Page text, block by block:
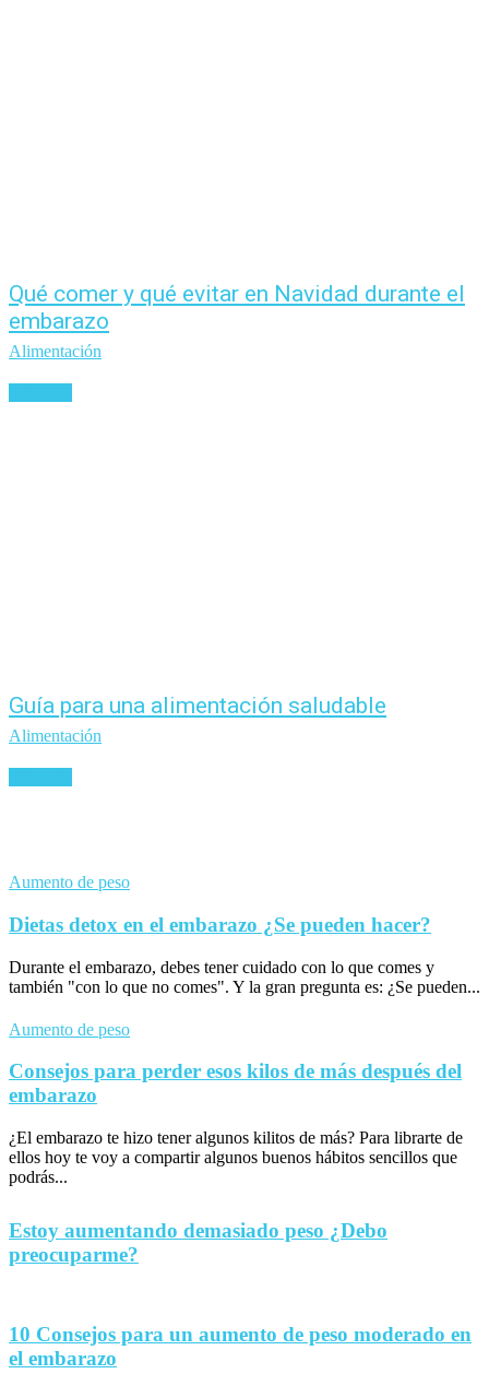
Qué comer y qué evitar en Navidad durante el
embarazo
Alimentación
Guía para una alimentación saludable
Alimentación
Aumento de peso
Dietas detox en el embarazo ¿Se pueden hacer?
Durante el embarazo, debes tener cuidado con lo que comes y
también "con lo que no comes". Y la gran pregunta es: ¿Se pueden...
Aumento de peso
Consejos para perder esos kilos de más después del
embarazo
¿El embarazo te hizo tener algunos kilitos de más? Para librarte de
ellos hoy te voy a compartir algunos buenos hábitos sencillos que
podrás...
Estoy aumentando demasiado peso ¿Debo
preocuparme?
10 Consejos para un aumento de peso moderado en
el embarazo